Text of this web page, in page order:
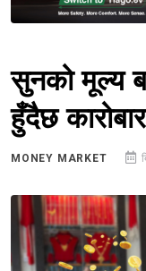
सुनको मूल्य
हुँदैछ
MONEY MARKET